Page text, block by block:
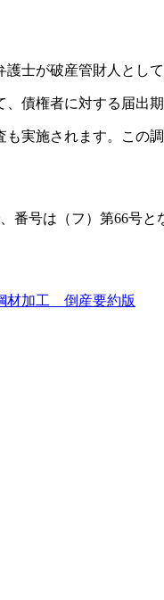
士が破産管財人とし
債権者に対する届出
実施されます。この
番号は（フ）第66号と
材加工 倒産要約版